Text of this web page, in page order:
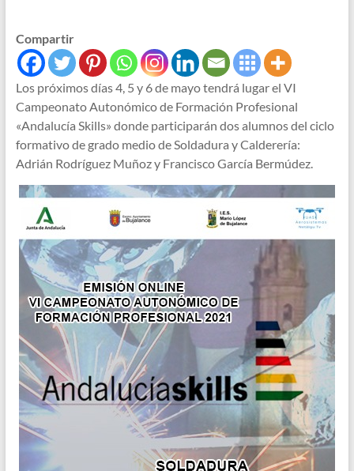
Compartir
Los próximos días 4, 5 y 6 de mayo tendrá lugar el VI
Campeonato Autonómico de Formación Profesional
«Andalucía Skills» donde participarán dos alumnos del ciclo
formativo de grado medio de Soldadura y Calderería:
Adrián Rodríguez Muñoz y Francisco García Bermúdez.